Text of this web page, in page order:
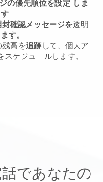
の優先順位を設定 しま
す
封確認メッセージを透明
ます。
高を追跡 して、個人ア
ケジュールします。
であなたの